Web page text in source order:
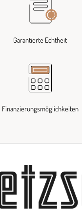
Garantierte Echtheit
Finanzierungsmöglichkeiten